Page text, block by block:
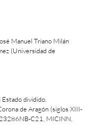
Manuel Triano Milán
(Universidad de
dividido.
de Aragón (siglos XIII-
C21, MICINN,